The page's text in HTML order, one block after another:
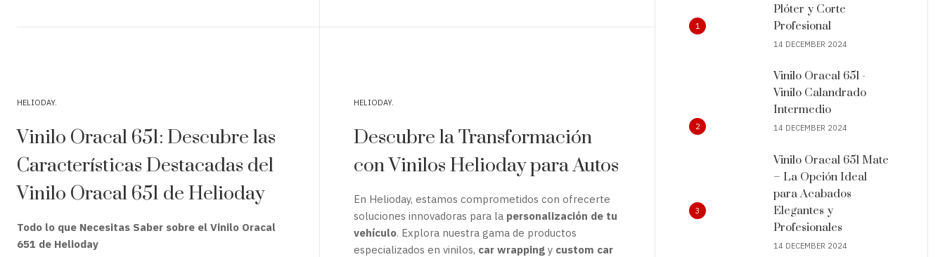
HELIODAY
Vinilo Oracal 651: Descubre las
Características Destacadas del
Vinilo Oracal 651 de Helioday
Todo lo que Necesitas Saber sobre el Vinilo Oracal
651 de Helioday
HELIODAY
Descubre la Transformación
con Vinilos Helioday para Autos
En Helioday, estamos comprometidos con ofrecerte
soluciones innovadoras para la personalización de tu
vehículo. Explora nuestra gama de productos
especializados en vinilos, car wrapping y custom car
1
Plóter y Corte
Profesional
14 DECEMBER 2024
2
Vinilo Oracal 651 -
Vinilo Calandrado
Intermedio
14 DECEMBER 2024
3
Vinilo Oracal 651 Mate
– La Opción Ideal
para Acabados
Elegantes y
Profesionales
14 DECEMBER 2024